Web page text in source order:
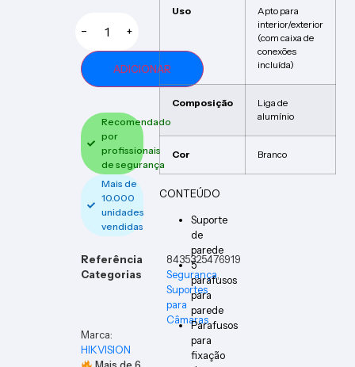
− +
ADICIONAR
Recomendado
por
profissionais
de segurança
Mais de
10.000
unidades
vendidas
Referência
8435325476919
Categorias
Segurança,
Suportes
para
Câmaras
Marca:
HIKVISION
Uso
Apto para
interior/exterior
(com caixa de
conexões
incluída)
Composição
Liga de
alumínio
Cor Branco
CONTEÚDO
Suporte
de
parede
5
parafusos
para
parede
Parafusos
para
fixação